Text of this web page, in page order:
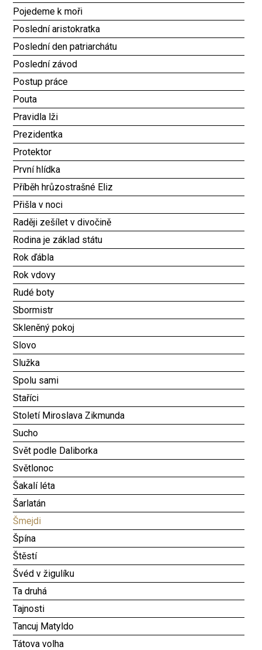
Pojedeme k moři
Poslední aristokratka
Poslední den patriarchátu
Poslední závod
Postup práce
Pouta
Pravidla lži
Prezidentka
Protektor
První hlídka
Příběh hrůzostrašné Eliz
Přišla v noci
Raději zešílet v divočině
Rodina je základ státu
Rok ďábla
Rok vdovy
Rudé boty
Sbormistr
Skleněný pokoj
Slovo
Služka
Spolu sami
Staříci
Století Miroslava Zikmunda
Sucho
Svět podle Daliborka
Světlonoc
Šakalí léta
Šarlatán
Šmejdi
Špína
Štěstí
Švéd v žigulíku
Ta druhá
Tajnosti
Tancuj Matyldo
Tátova volha